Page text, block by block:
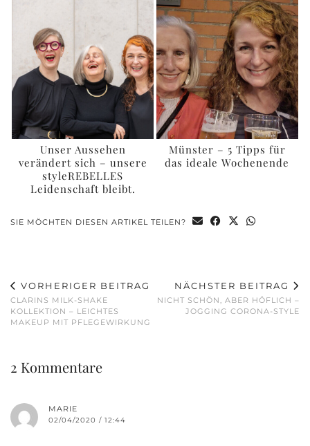
Unser Aussehen
verändert sich – unsere
styleREBELLES
Leidenschaft bleibt.
Münster – 5 Tipps für
das ideale Wochenende
SIE MÖCHTEN DIESEN ARTIKEL TEILEN?
VORHERIGER BEITRAG
CLARINS MILK-SHAKE
KOLLEKTION – LEICHTES
MAKEUP MIT PFLEGEWIRKUNG
NÄCHSTER BEITRAG
NICHT SCHÖN, ABER HÖFLICH –
JOGGING CORONA-STYLE
2 Kommentare
MARIE
02/04/2020 / 12:44